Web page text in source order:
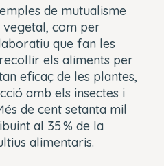
de mutualisme
vegetal, com per
que fan les
els aliments per
eficaç de les plantes,
amb els insectes i
de cent setanta mil
al 35 % de la
alimentaris.